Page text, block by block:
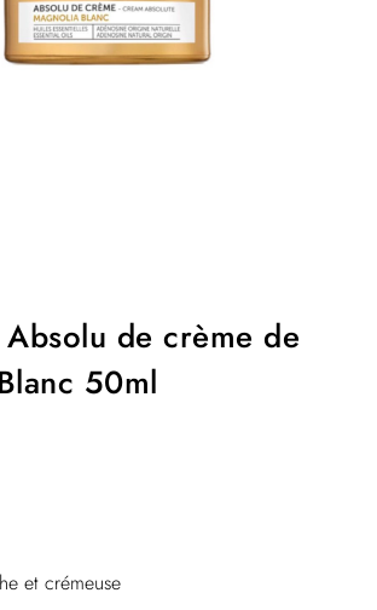
Absolu de crème de
50ml
et crémeuse